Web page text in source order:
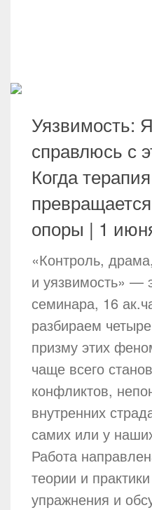
Уязвимость:
справлюсь с
Когда терапия
опоры | 1
«Контроль,
и уязвимость» —
семинара, 16
разбираем
призму этих
чаще всего
конфликтов,
внутренних
самих или у
Работа
теории и
упражнения и